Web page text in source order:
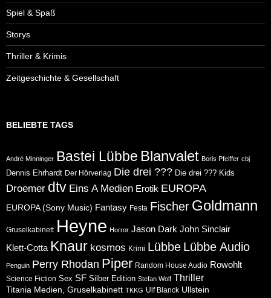
Spiel & Spaß
Storys
Thriller & Krimis
Zeitgeschichte & Gesellschaft
BELIEBTE TAGS
André Minninger Bastei Lübbe Blanvalet Boris Pfeiffer cbj
Dennis Ehrhardt Der Hörverlag Die drei ??? Die drei ??? Kids
Droemer dtv Eins A Medien Erotik EUROPA
EUROPA (Sony Music) Fantasy Festa Fischer Goldmann
Gruselkabinett Heyne Horror Jason Dark John Sinclair
Klett-Cotta Knaur kosmos Krimi Lübbe Lübbe Audio
Penguin Perry Rhodan Piper Random House Audio Rowohlt
Science Fiction Sex SF Silber Edition Stefan Wolf Thriller
Titania Medien, Gruselkabinett TKKG Ulf Blanck Ullstein